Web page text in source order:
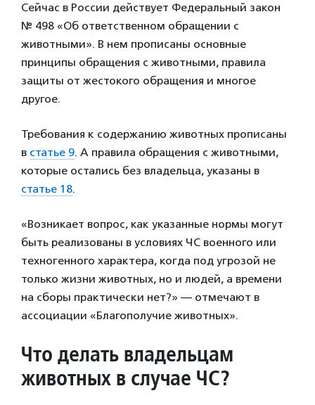
Сейчас в России действует Федеральный закон
№ 498 «Об ответственном обращении с
животными». В нем прописаны основные
принципы обращения с животными, правила
защиты от жестокого обращения и многое
другое.
Требования к содержанию животных прописаны
в статье 9. А правила обращения с животными,
которые остались без владельца, указаны в
статье 18.
«Возникает вопрос, как указанные нормы могут
быть реализованы в условиях ЧС военного или
техногенного характера, когда под угрозой не
только жизни животных, но и людей, а времени
на сборы практически нет?» — отмечают в
ассоциации «Благополучие животных».
Что делать владельцам
животных в случае ЧС?